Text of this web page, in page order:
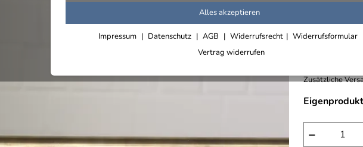
Alles akzeptieren
Impressum Datenschutz AGB Widerrufsrecht
Widerrufsformular
Vertrag widerrufen
Zusätzliche
−